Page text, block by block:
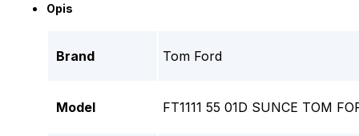
Opis
Brand Tom Ford
Model FT1111 55 01D SUNCE TOM